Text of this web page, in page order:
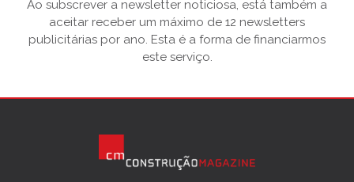
Ao subscrever a newsletter noticiosa, está também a
aceitar receber um máximo de 12 newsletters
publicitárias por ano. Esta é a forma de financiarmos
este serviço.